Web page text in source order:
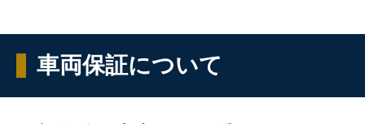
車両保証について